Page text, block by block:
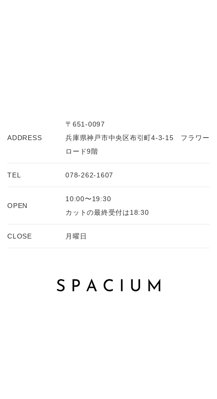
ADDRESS
〒651-0097
兵庫県神戸市中央区布引町4-3-15 フラワー
ロード9階
TEL 078-262-1607
OPEN
10:00〜19:30
カットの最終受付は18:30
CLOSE 月曜日